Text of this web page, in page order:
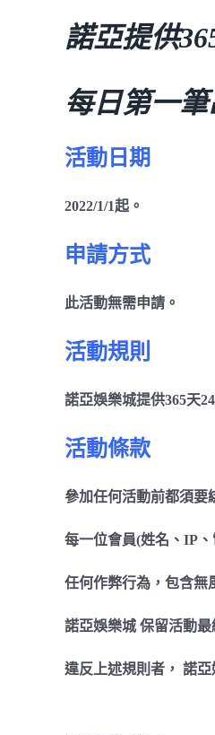
諾亞提供
每日第一
活動日期
2022/1/1起。
申請方式
此活動無需申請。
活動規則
諾亞娛樂城提供365天
活動條款
參加任何活動前都須要
每一位會員(姓名、IP
任何作弊行為，包含無
諾亞娛樂城 保留活動
違反上述規則者， 諾